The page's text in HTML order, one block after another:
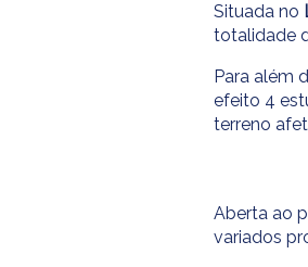
Situada no
totalidade
Para além
efeito 4
terreno
Aberta ao
variados